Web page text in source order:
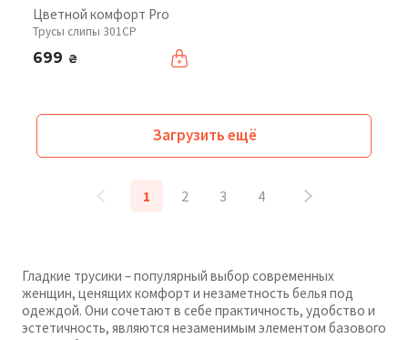
Цветной комфорт Pro
Трусы слипы 301CP
699 ₴
Загрузить ещё
1 2 3 4
Гладкие трусики – популярный выбор современных
женщин, ценящих комфорт и незаметность белья под
одеждой. Они сочетают в себе практичность, удобство и
эстетичность, являются незаменимым элементом базового